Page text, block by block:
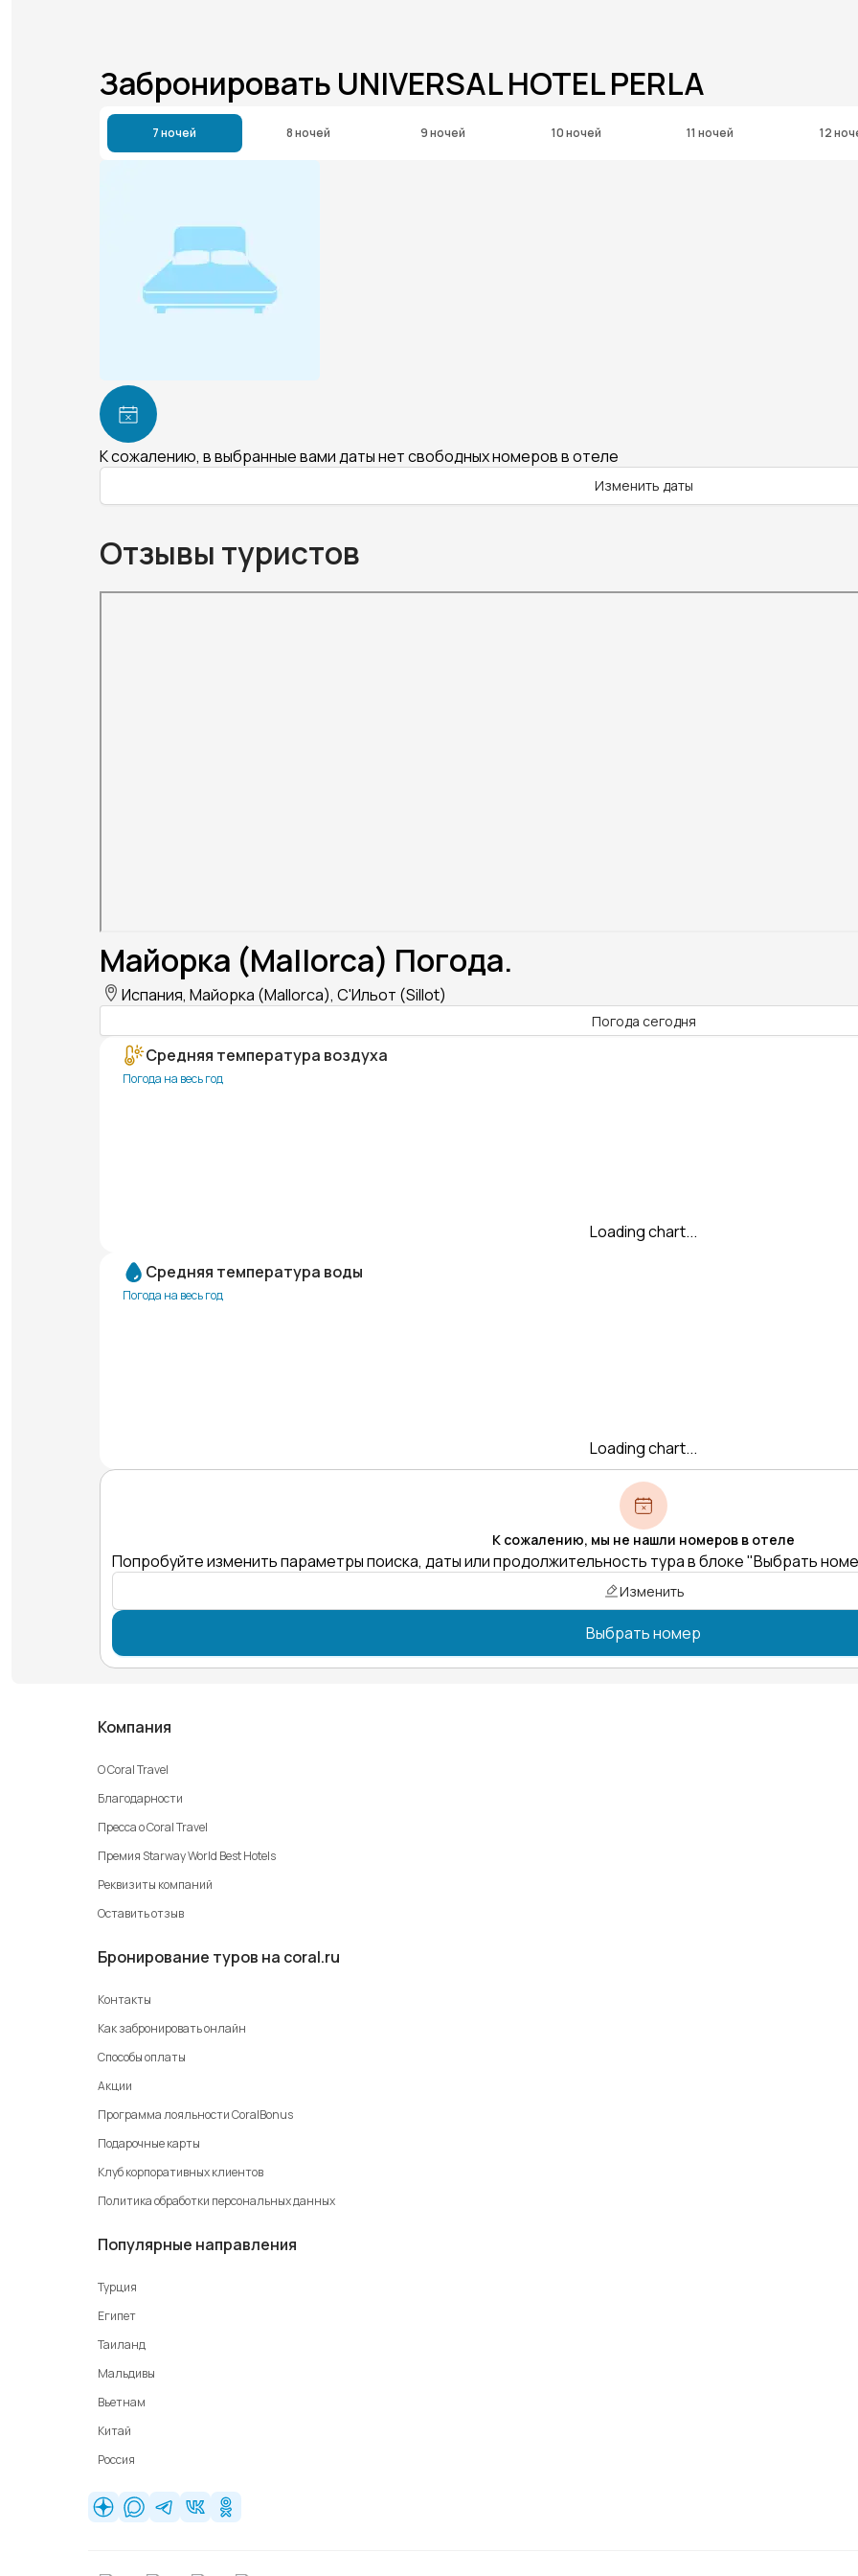
Забронировать UNIVERSAL HOTEL PERLA
7 ночей 8 ночей 9 ночей 10 ночей 11 ночей 12
К сожалению, в выбранные вами даты нет свободных номеров в отеле
Изменить даты
Отзывы туристов
Майорка (Mallorca) Погода.
Испания, Майорка (Mallorca), С'Ильот (Sillot)
Погода сегодня
Средняя температура воздуха
Погода на весь год
Loading chart...
Средняя температура воды
Погода на весь год
Loading chart...
К сожалению, мы не нашли номеров в отеле
Попробуйте изменить параметры поиска, даты или продолжительность тура в блоке "Выбрать
Изменить
Выбрать номер
Компания
О Coral Travel
Благодарности
Пресса о Coral Travel
Премия Starway World Best Hotels
Реквизиты компаний
Оставить отзыв
Бронирование туров на coral.ru
Контакты
Как забронировать онлайн
Способы оплаты
Акции
Программа лояльности CoralBonus
Подарочные карты
Клуб корпоративных клиентов
Политика обработки персональных данных
Популярные направления
Турция
Египет
Таиланд
Мальдивы
Вьетнам
Китай
Россия